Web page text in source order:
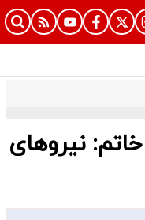
خاتم: نیروهای